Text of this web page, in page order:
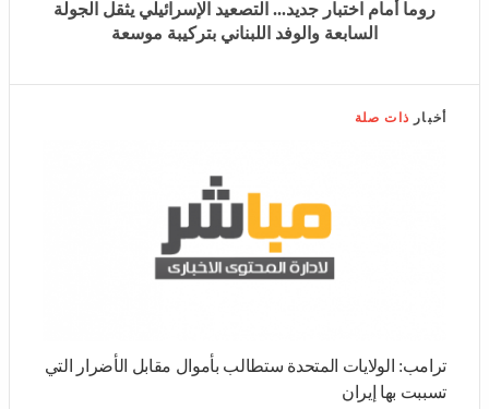
ترامب: الولايات المتحدة ستطالب بأموال مقابل الأضرار التي